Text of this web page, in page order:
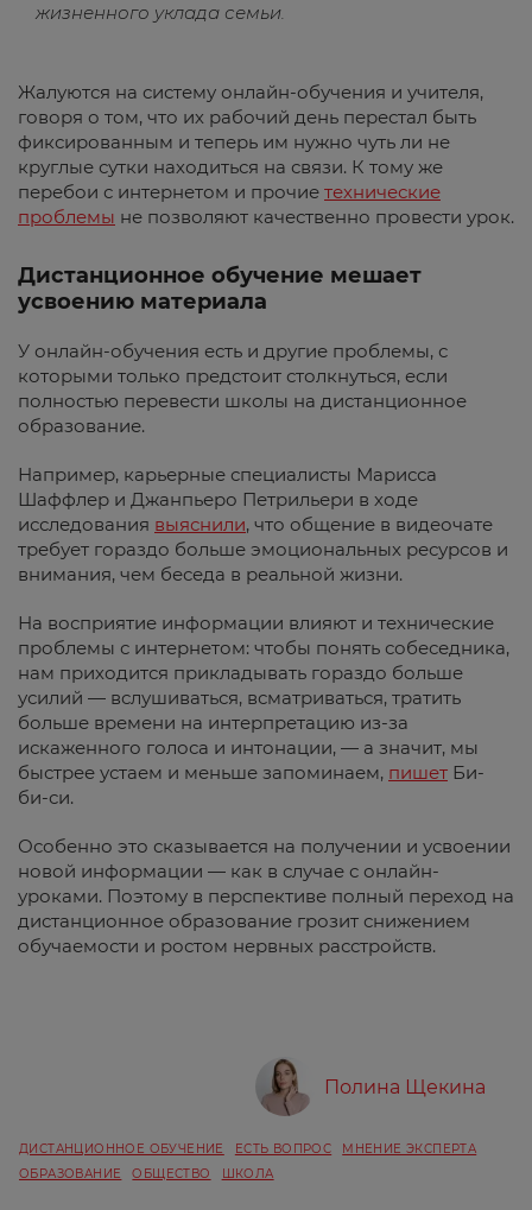
жизненного уклада семьи.
Жалуются на систему онлайн-обучения и учителя,
говоря о том, что их рабочий день перестал быть
фиксированным и теперь им нужно чуть ли не
круглые сутки находиться на связи. К тому же
перебои с интернетом и прочие технические
проблемы не позволяют качественно провести урок.
Дистанционное обучение мешает
усвоению материала
У онлайн-обучения есть и другие проблемы, с
которыми только предстоит столкнуться, если
полностью перевести школы на дистанционное
образование.
Например, карьерные специалисты Марисса
Шаффлер и Джанпьеро Петрильери в ходе
исследования выяснили, что общение в видеочате
требует гораздо больше эмоциональных ресурсов и
внимания, чем беседа в реальной жизни.
На восприятие информации влияют и технические
проблемы с интернетом: чтобы понять собеседника,
нам приходится прикладывать гораздо больше
усилий — вслушиваться, всматриваться, тратить
больше времени на интерпретацию из-за
искаженного голоса и интонации, — а значит, мы
быстрее устаем и меньше запоминаем, пишет Би-
би-си.
Особенно это сказывается на получении и усвоении
новой информации — как в случае с онлайн-
уроками. Поэтому в перспективе полный переход на
дистанционное образование грозит снижением
обучаемости и ростом нервных расстройств.
Полина Щекина
ДИСТАНЦИОННОЕ ОБУЧЕНИЕ ЕСТЬ ВОПРОС
МНЕНИЕ ЭКСПЕРТА
ОБРАЗОВАНИЕ
ОБЩЕСТВО ШКОЛА